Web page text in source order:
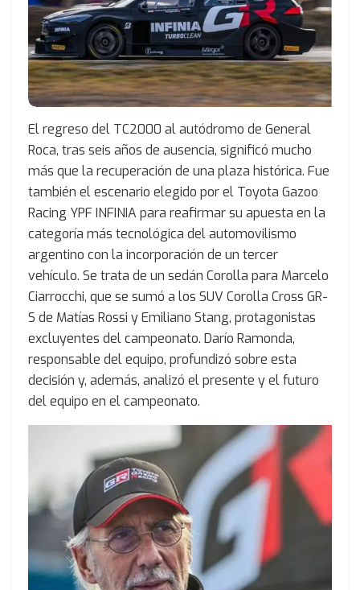
El regreso del TC2000 al autódromo de General
Roca, tras seis años de ausencia, significó mucho
más que la recuperación de una plaza histórica. Fue
también el escenario elegido por el Toyota Gazoo
Racing YPF INFINIA para reafirmar su apuesta en la
categoría más tecnológica del automovilismo
argentino con la incorporación de un tercer
vehículo. Se trata de un sedán Corolla para Marcelo
Ciarrocchi, que se sumó a los SUV Corolla Cross GR-
S de Matías Rossi y Emiliano Stang, protagonistas
excluyentes del campeonato. Darío Ramonda,
responsable del equipo, profundizó sobre esta
decisión y, además, analizó el presente y el futuro
del equipo en el campeonato.